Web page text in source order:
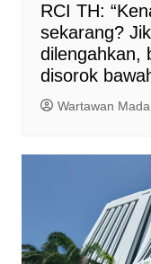
RCI TH:
sekarang?
dilengahkan,
disorok
Wartawan